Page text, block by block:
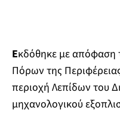
Εκδόθηκε με απόφαση
Πόρων της
περιοχή Λεπίδων του
μηχανολογικού